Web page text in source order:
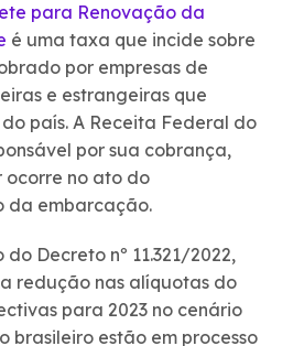
para Renovação da
é uma taxa que incide sobre
por empresas de
e estrangeiras que
país. A Receita Federal do
por sua cobrança,
no ato do
da embarcação.
Decreto nº 11.321/2022,
redução nas alíquotas do
para 2023 no cenário
brasileiro estão em processo